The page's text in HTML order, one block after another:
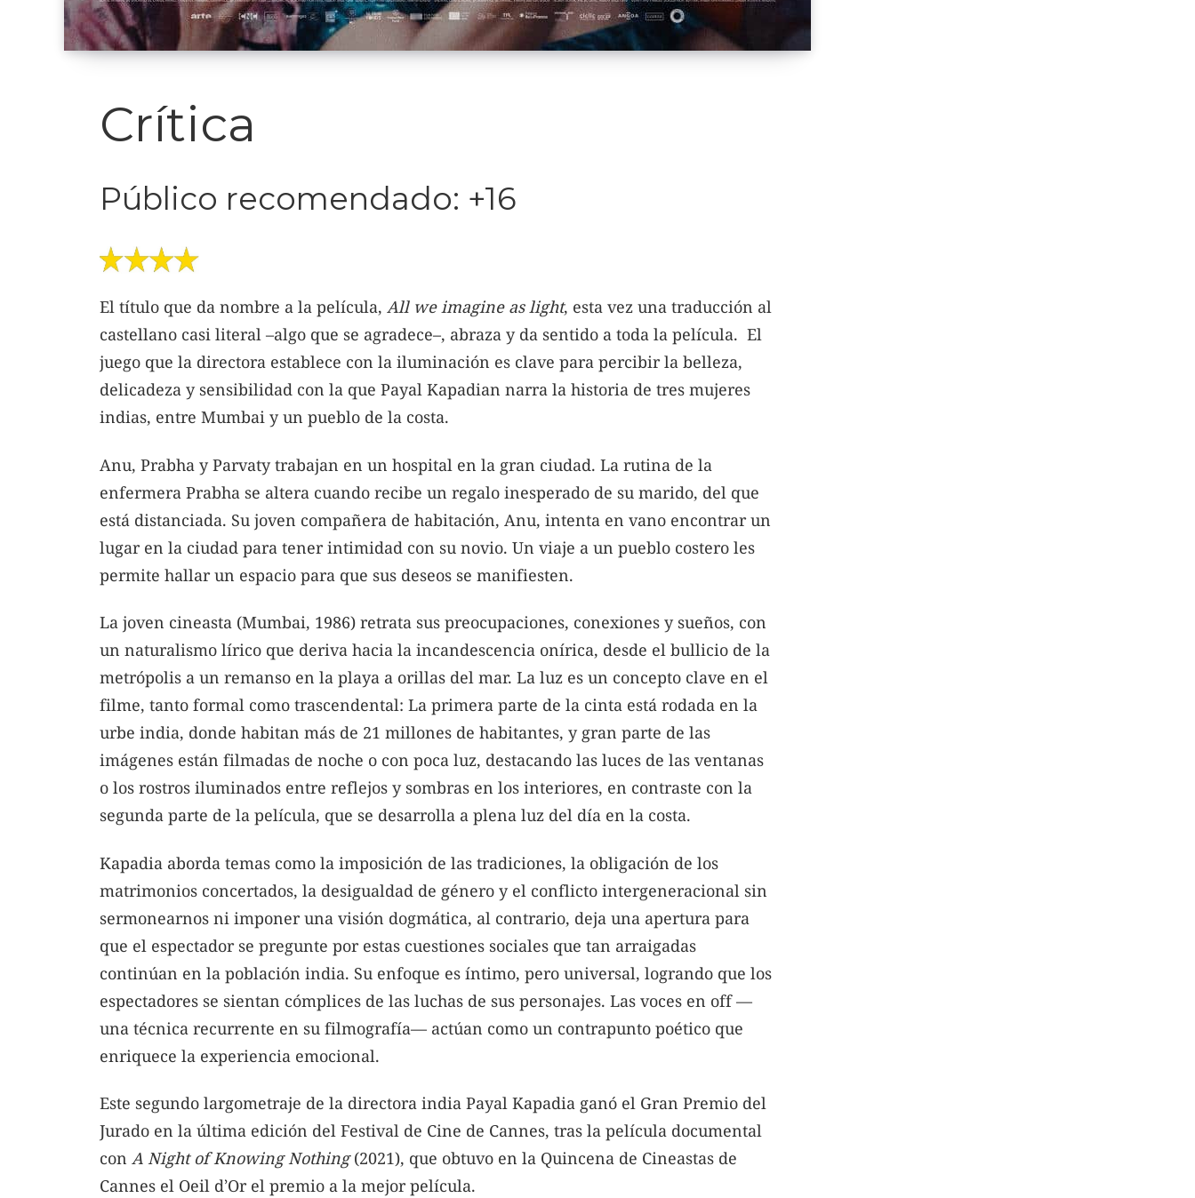
Crítica
Público recomendado: +16
El título que da nombre a la película, All we imagine as light, esta vez una traducción al
castellano casi literal –algo que se agradece–, abraza y da sentido a toda la película. El
juego que la directora establece con la iluminación es clave para percibir la belleza,
delicadeza y sensibilidad con la que Payal Kapadian narra la historia de tres mujeres
indias, entre Mumbai y un pueblo de la costa.
Anu, Prabha y Parvaty trabajan en un hospital en la gran ciudad. La rutina de la
enfermera Prabha se altera cuando recibe un regalo inesperado de su marido, del que
está distanciada. Su joven compañera de habitación, Anu, intenta en vano encontrar un
lugar en la ciudad para tener intimidad con su novio. Un viaje a un pueblo costero les
permite hallar un espacio para que sus deseos se manifiesten.
La joven cineasta (Mumbai, 1986) retrata sus preocupaciones, conexiones y sueños, con
un naturalismo lírico que deriva hacia la incandescencia onírica, desde el bullicio de la
metrópolis a un remanso en la playa a orillas del mar. La luz es un concepto clave en el
filme, tanto formal como trascendental: La primera parte de la cinta está rodada en la
urbe india, donde habitan más de 21 millones de habitantes, y gran parte de las
imágenes están filmadas de noche o con poca luz, destacando las luces de las ventanas
o los rostros iluminados entre reflejos y sombras en los interiores, en contraste con la
segunda parte de la película, que se desarrolla a plena luz del día en la costa.
Kapadia aborda temas como la imposición de las tradiciones, la obligación de los
matrimonios concertados, la desigualdad de género y el conflicto intergeneracional sin
sermonearnos ni imponer una visión dogmática, al contrario, deja una apertura para
que el espectador se pregunte por estas cuestiones sociales que tan arraigadas
continúan en la población india. Su enfoque es íntimo, pero universal, logrando que los
espectadores se sientan cómplices de las luchas de sus personajes. Las voces en off —
una técnica recurrente en su filmografía— actúan como un contrapunto poético que
enriquece la experiencia emocional.
Este segundo largometraje de la directora india Payal Kapadia ganó el Gran Premio del
Jurado en la última edición del Festival de Cine de Cannes, tras la película documental
con A Night of Knowing Nothing(2021), que obtuvo en la Quincena de Cineastas de
Cannes el Oeil d’Or el premio a la mejor película.